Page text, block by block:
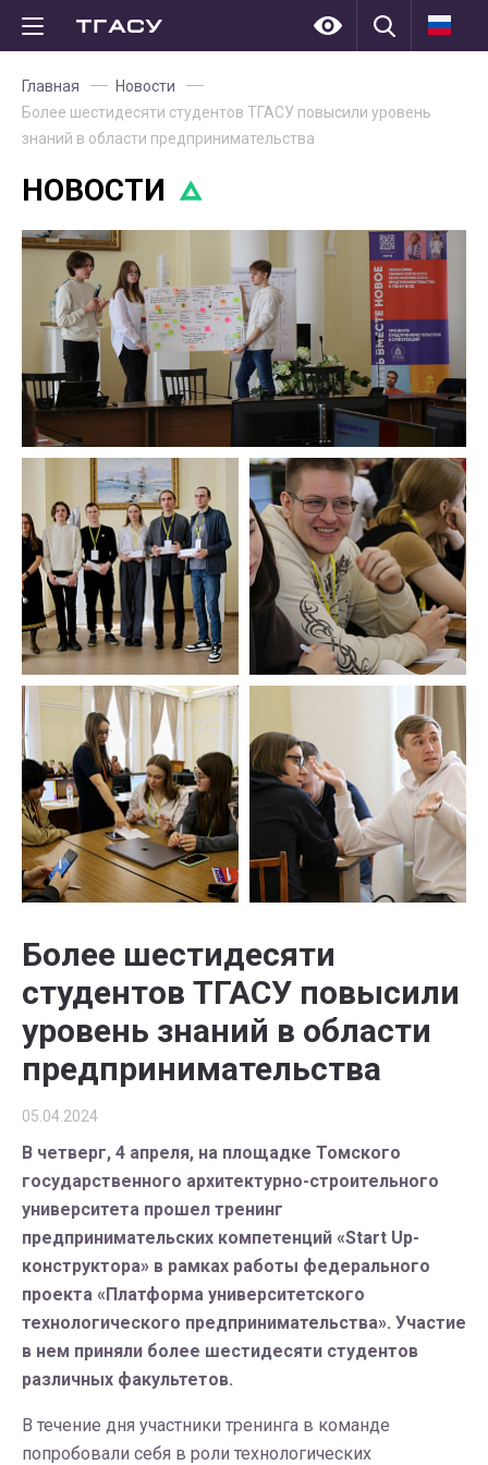
Главная
Новости
Более шестидесяти студентов ТГАСУ повысили уровень
знаний в области предпринимательства
НОВОСТИ
Более шестидесяти
студентов ТГАСУ повысили
уровень знаний в области
предпринимательства
05.04.2024
В четверг, 4 апреля, на площадке Томского
государственного архитектурно-строительного
университета прошел тренинг
предпринимательских компетенций «Start Up-
конструктора» в рамках работы федерального
проекта «Платформа университетского
технологического предпринимательства». Участие
в нем приняли более шестидесяти студентов
различных факультетов.
В течение дня участники тренинга в команде
попробовали себя в роли технологических